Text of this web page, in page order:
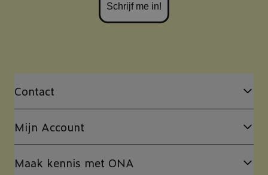
Schrijf me in!
Contact
Mijn Account
Maak kennis met ONA